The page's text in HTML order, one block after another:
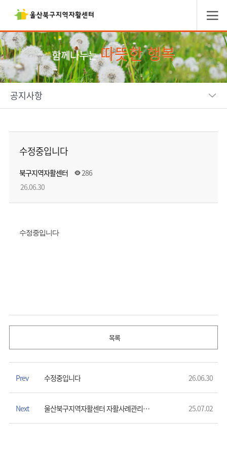
함께나누는따뜻한 행복
공지사항
수정중입니다
북구지역자활센터
286
26.06.30
수정중입니다
목록
Prev 수정중입니다 26.06.30
Next 울산북구지역자활센터 자활사례관리사 채용 공고 25.07.02